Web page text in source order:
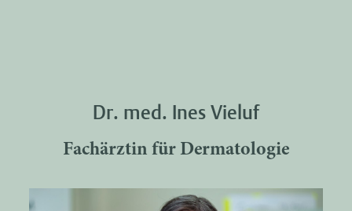
Dr. med. Ines Vieluf
Fachärztin für Dermatologie